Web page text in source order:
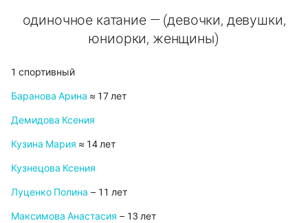
одиночное катание — (девочки, девушки,
юниорки, женщины)
1 спортивный
Баранова Арина ≈ 17 лет
Демидова Ксения
Кузина Мария ≈ 14 лет
Кузнецова Ксения
Луценко Полина – 11 лет
Максимова Анастасия – 13 лет